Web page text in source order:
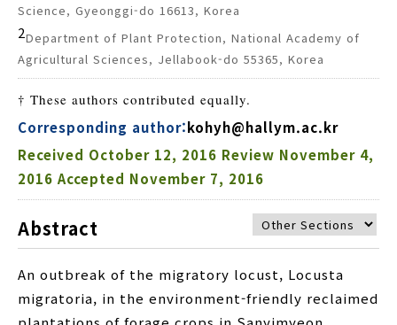
Science, Gyeonggi-do 16613, Korea
2Department of Plant Protection, National Academy of
Agricultural Sciences, Jellabook-do 55365, Korea
† These authors contributed equally.
Corresponding author:kohyh@hallym.ac.kr
Received October 12, 2016 Review November 4,
2016 Accepted November 7, 2016
Abstract
An outbreak of the migratory locust, Locusta
migratoria, in the environment-friendly reclaimed